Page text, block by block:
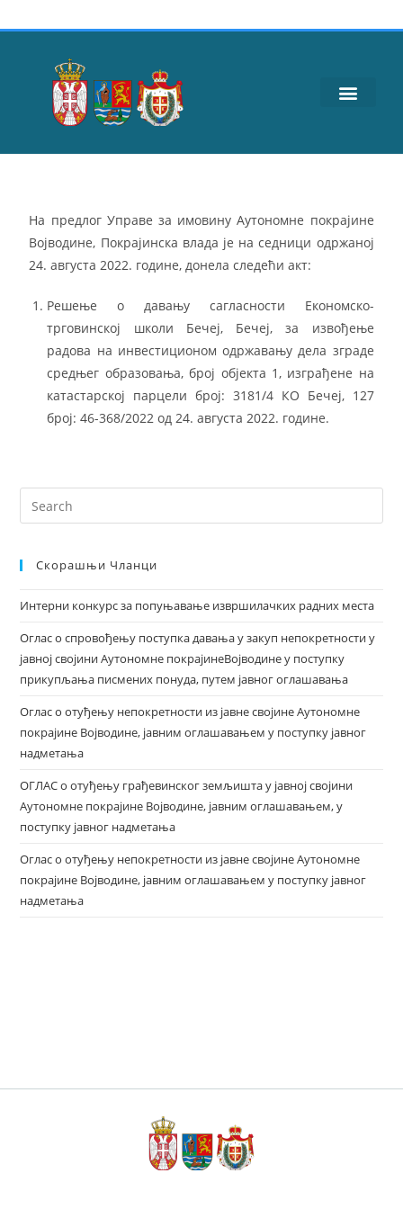
На предлог Управе за имовину Аутономне покрајине
Војводине, Покрајинска влада је на седници одржаној
24. августа 2022. године, донела следећи акт:
Решење о давању сагласности Економско-
трговинској школи Бечеј, Бечеј, за извођење
радова на инвестиционом одржавању дела зграде
средњег образовања, број објекта 1, изграђене на
катастарској парцели број: 3181/4 КО Бечеј, 127
број: 46-368/2022 од 24. августа 2022. године.
Скорашњи Чланци
Интерни конкурс за попуњавање извршилачких радних места
Оглас о спровођењу поступка давања у закуп непокретности у
јавној својини Аутономне покрајинеВојводине у поступку
прикупљања писмених понуда, путем јавног оглашавања
Оглас о отуђењу непокретности из јавне својине Аутономне
покрајине Војводине, јавним оглашавањем у поступку јавног
надметања
ОГЛАС о отуђењу грађевинског земљишта у јавној својини
Аутономне покрајине Војводине, јавним оглашавањем, у
поступку јавног надметања
Оглас о отуђењу непокретности из јавне својине Аутономне
покрајине Војводине, јавним оглашавањем у поступку јавног
надметања